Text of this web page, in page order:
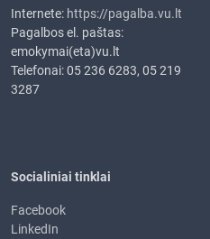
Internete: https://pagalba.vu.lt
Pagalbos el. paštas:
emokymai(eta)vu.lt
Telefonai: 05 236 6283, 05 219
3287
Socialiniai tinklai
Facebook
LinkedIn